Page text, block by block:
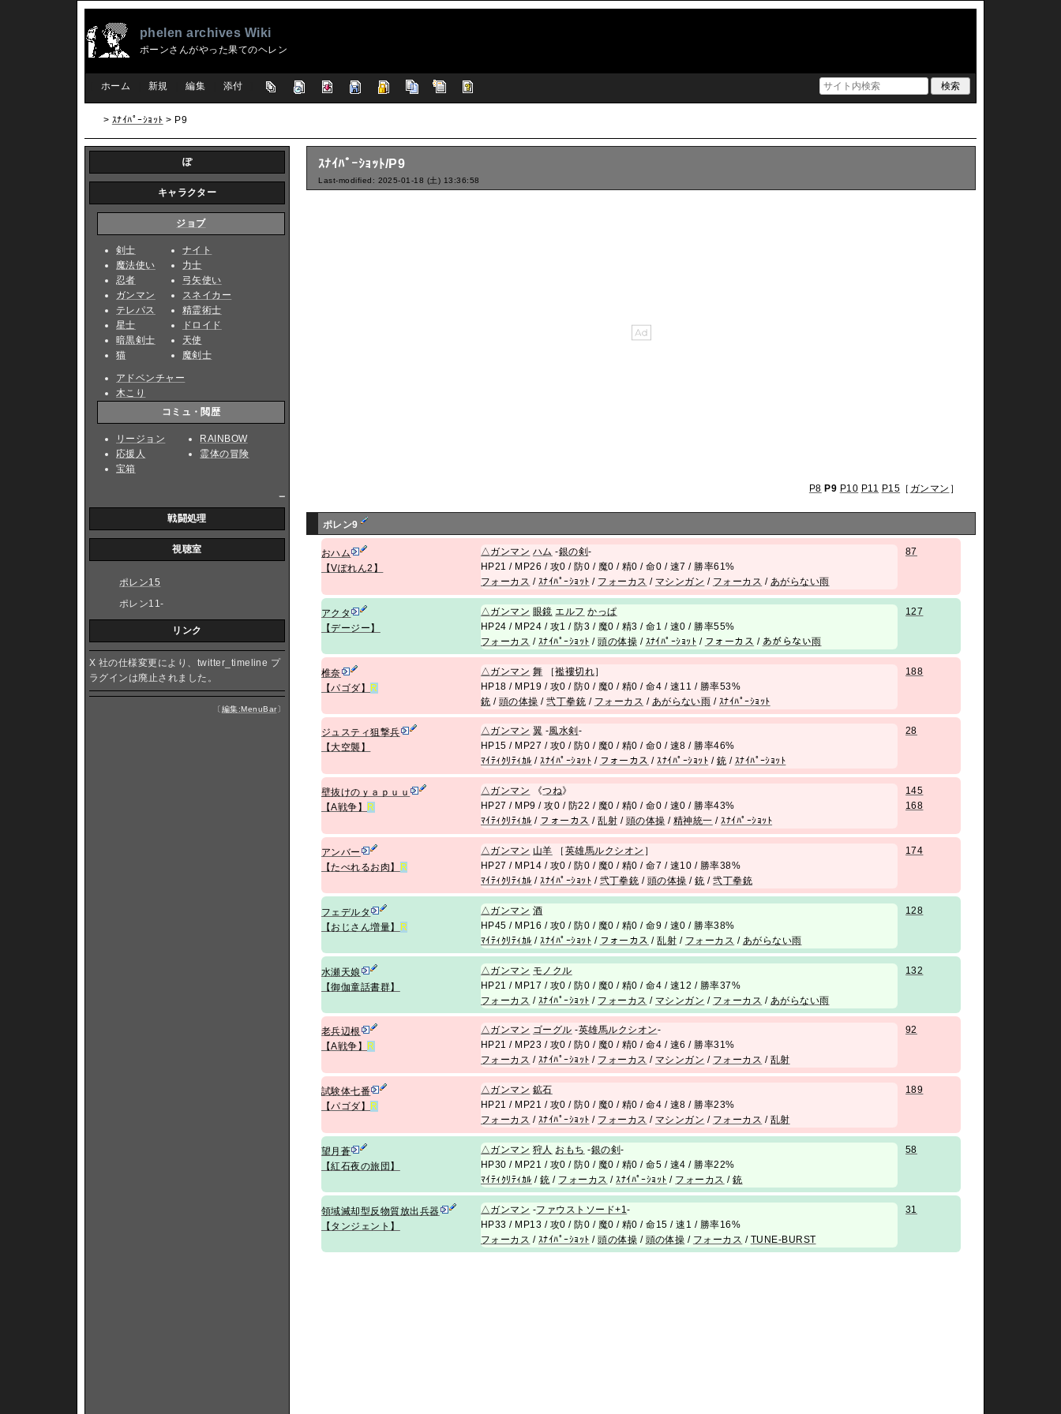
phelen archives Wiki
ポーンさんがやった果てのヘレン
ホーム 新規 編集 添付
> ｽﾅｲﾊﾟｰｼｮｯﾄ > P9
ｽﾅｲﾊﾟｰｼｮｯﾄ/P9
Last-modified: 2025-01-18 (土) 13:36:58
P8 P9 P10 P11 P15 ［ ガンマン ］
ポレン9
おハム
【Vぽれん2】
△ガンマン ハム -銀の剣-
HP21 / MP26 / 攻0 / 防0 / 魔0 / 精0 / 命0 / 速7 / 勝率61%
フォーカス / ｽﾅｲﾊﾟｰｼｮｯﾄ / フォーカス / マシンガン / フォーカス / あがらない雨
87
アクタ
【デージー】
△ガンマン 眼鏡 エルフ かっぱ
HP24 / MP24 / 攻1 / 防3 / 魔0 / 精3 / 命1 / 速0 / 勝率55%
フォーカス / ｽﾅｲﾊﾟｰｼｮｯﾄ /頭の体操 / ｽﾅｲﾊﾟｰｼｮｯﾄ / フォーカス / あがらない雨
127
椎奈
【パゴダ】 R
△ ガンマン 舞 ［襤褸切れ］
HP18 / MP19 / 攻0 / 防0 / 魔0 / 精0 / 命4 / 速11 / 勝率53%
銃 / 頭の体操 /弐丁拳銃 / フォーカス / あがらない雨 / ｽﾅｲﾊﾟｰｼｮｯﾄ
188
ジュスティ狙撃兵
【大空襲】
△ガンマン 翼 -風水剣 -
HP15 / MP27 / 攻0 / 防0 / 魔0 / 精0 / 命0 / 速8 / 勝率46%
ﾏｲﾃｨｸﾘﾃｨｶﾙ /ｽﾅｲﾊﾟｰｼｮｯﾄ / フォーカス /ｽﾅｲﾊﾟｰｼｮｯﾄ / 銃 / ｽﾅｲﾊﾟｰｼｮｯﾄ
28
壁抜けのｙａｐｕｕ
【A戦争】
R
△ガンマン 《つね》
HP27 / MP9 / 攻0 / 防22 / 魔0 / 精0 / 命0 / 速0 / 勝率43%
ﾏｲﾃｨｸﾘﾃｨｶﾙ / フォーカス /乱射 / 頭の体操 / 精神統一 /ｽﾅｲﾊﾟｰｼｮｯﾄ
145
168
アンバー
【たべれるお肉】
R
△ガンマン 山羊 ［ 英雄馬ルクシオン ］
HP27 / MP14 / 攻0 / 防0 / 魔0 / 精0 / 命7 / 速10 / 勝率38%
ﾏｲﾃｨｸﾘﾃｨｶﾙ /ｽﾅｲﾊﾟｰｼｮｯﾄ / 弐丁拳銃 / 頭の体操 /銃 /弐丁拳銃
174
フェデルタ
【おじさん増量】 R
△ ガンマン 酒
HP45 / MP16 / 攻0 / 防0 / 魔0 / 精0 / 命9 / 速0 / 勝率38%
ﾏｲﾃｨｸﾘﾃｨｶﾙ / ｽﾅｲﾊﾟｰｼｮｯﾄ / フォーカス /乱射 / フォーカス / あがらない雨
128
水瀬天娘
【御伽童話書群】
△ ガンマン モノクル
HP21 / MP17 / 攻0 / 防0 / 魔0 / 精0 / 命4 / 速12 / 勝率37%
フォーカス / ｽﾅｲﾊﾟｰｼｮｯﾄ / フォーカス / マシンガン / フォーカス / あがらない雨
132
老兵辺根
【A戦争】
R
△ガンマン ゴーグル -英雄馬ルクシオン-
HP21 / MP23 / 攻0 / 防0 / 魔0 / 精0 / 命4 / 速6 / 勝率31%
フォーカス / ｽﾅｲﾊﾟｰｼｮｯﾄ / フォーカス / マシンガン / フォーカス / 乱射
92
試験体七番
【パゴダ】
R
△ガンマン 鉱石
HP21 / MP21 / 攻0 / 防0 / 魔0 / 精0 / 命4 / 速8 / 勝率23%
フォーカス / ｽﾅｲﾊﾟｰｼｮｯﾄ / フォーカス / マシンガン / フォーカス / 乱射
189
望月蒼
【紅石夜の旅団】
△ガンマン 狩人 おもち -銀の剣-
HP30 / MP21 / 攻0 / 防0 / 魔0 / 精0 / 命5 / 速4 / 勝率22%
ﾏｲﾃｨｸﾘﾃｨｶﾙ /銃 / フォーカス /ｽﾅｲﾊﾟｰｼｮｯﾄ / フォーカス /銃
58
領域滅却型反物質放出兵器
【タンジェント】
△ ガンマン -ファウストソード+1-
HP33 / MP13 / 攻0 / 防0 / 魔0 / 精0 / 命15 / 速1 / 勝率16%
フォーカス / ｽﾅｲﾊﾟｰｼｮｯﾄ /頭の体操 / 頭の体操 / フォーカス / TUNE-BURST
31
ぽ
キャラクター
ジョブ
剣士
魔法使い
忍者
ガンマン
テレパス
星士
暗黒剣士
猫
ナイト
力士
弓矢使い
スネイカー
精霊術士
ドロイド
天使
魔剣士
アドベンチャー
木こり
コミュ・閲歴
リージョン
応援人
宝箱
RAINBOW
霊体の冒険
戦闘処理
視聴室
ポレン15
ポレン11-
リンク
X 社の仕様変更により、twitter_timeline プ
ラグインは廃止されました。
〔編集:MenuBar〕